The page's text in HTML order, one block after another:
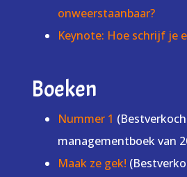
onweerstaanbaar?
Keynote: Hoe schrijf je
Boeken
Nummer 1
managementboek van
Maak ze gek!